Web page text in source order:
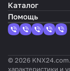
Каталог
Помощь
© 2026
характеристики и